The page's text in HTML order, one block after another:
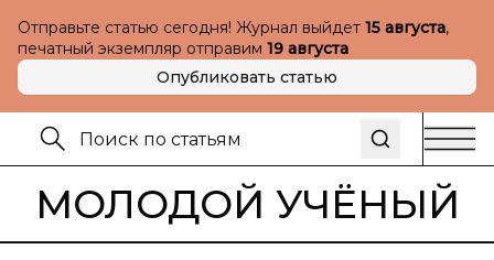
Отправьте статью сегодня! Журнал выйдет 15 августа,
печатный экземпляр отправим 19 августа
Опубликовать статью
МОЛОДОЙ УЧЁНЫЙ